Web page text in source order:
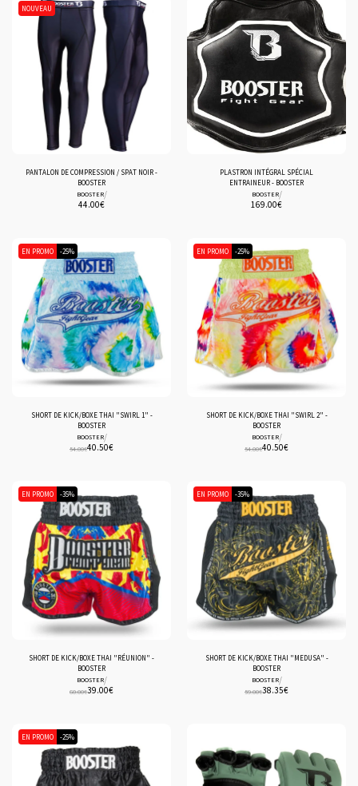
NOUVEAU
PANTALON DE COMPRESSION / SPAT NOIR -
BOOSTER
BOOSTER/
44.00€
PLASTRON INTÉGRAL SPÉCIAL
ENTRAINEUR - BOOSTER
BOOSTER/
169.00€
EN PROMO -25%
SHORT DE KICK/BOXE THAI "SWIRL 1" -
BOOSTER
BOOSTER/
54.00€40.50€
EN PROMO -25%
SHORT DE KICK/BOXE THAI "SWIRL 2" -
BOOSTER
BOOSTER/
54.00€40.50€
EN PROMO -35%
SHORT DE KICK/BOXE THAI "RÉUNION" -
BOOSTER
BOOSTER/
60.00€39.00€
EN PROMO -35%
SHORT DE KICK/BOXE THAI "MEDUSA" -
BOOSTER
BOOSTER/
59.00€38.35€
EN PROMO -25%